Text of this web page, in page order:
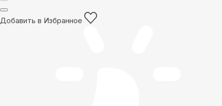
Добавить в Избранное